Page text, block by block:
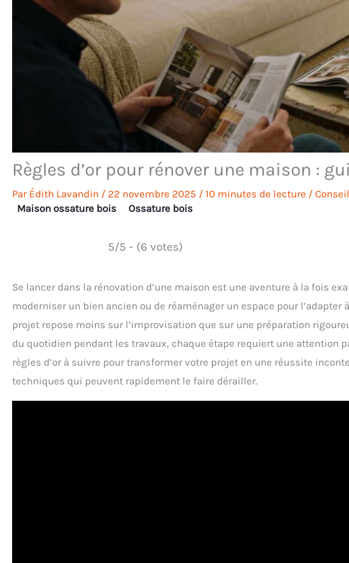
Règles d’or pour rénover une maison :
Par Édith Lavandin / 22 novembre 2025 / 10 minutes de lecture /
Maison ossature bois
Ossature bois
5/5 - (6 votes)
Se lancer dans la rénovation d’une maison est une aventure à la fois
moderniser un bien ancien ou de réaménager un espace pour l’adapter
projet repose moins sur l’improvisation que sur une préparation
du quotidien pendant les travaux, chaque étape requiert une attention
règles d’or à suivre pour transformer votre projet en une réussite
techniques qui peuvent rapidement le faire dérailler.